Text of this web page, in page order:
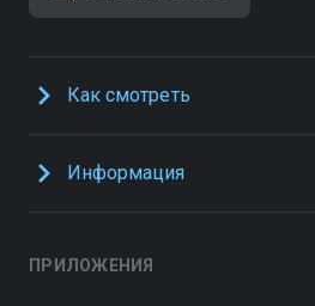
Как смотреть
Информация
ПРИЛОЖЕНИЯ